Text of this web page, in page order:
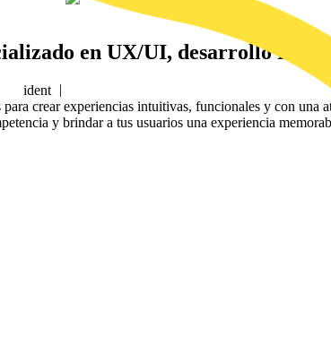
en UX/UI, desarrollo
corpor
crear experiencias intuitivas, funcionales y con una
y brindar a tus usuarios una experiencia